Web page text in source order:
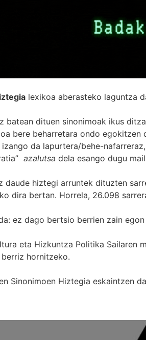
lexikoa aberasteko laguntza
batean dituen sinonimoak ikus
bere beharretara ondo
izango da lapurtera/behe-
azalutsa dela esango dugu
daude hiztegi arruntek dituzten
dira bertan. Horrela, 26.098
ez dago bertsio berrien zain
eta Hizkuntza Politika Sailaren
hornitzeko.
Sinonimoen Hiztegia eskaintzen